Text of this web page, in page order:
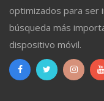
optimizados para ser
búsqueda más
dispositivo móvil.